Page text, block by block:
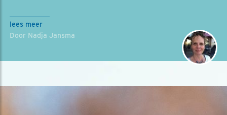
lees meer
Door Nadja Jansma